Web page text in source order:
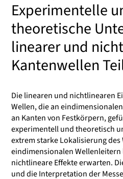
Experimentelle
theoretische
linearer und
Kantenwellen
Die linearen und nichtlinearen
Wellen, die an
an Kanten von Festkörpern,
experimentell und theoretisch
extrem starke Lokalisierung
eindimensionalen Wellenleitern
nichtlineare Effekte erwarten.
und die Interpretation der